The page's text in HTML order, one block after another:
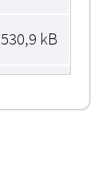
530,9 kB